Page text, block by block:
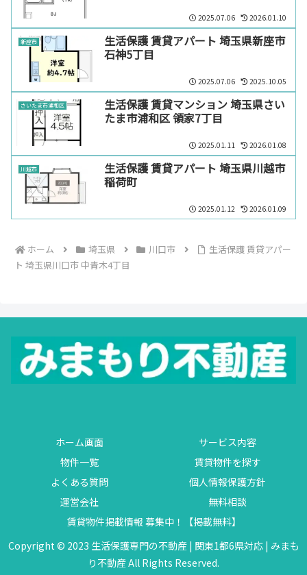
2025.07.06 2026.01.10
新座市
生活保護 賃貸アパート 埼玉県新座市
石神5丁目
2025.07.06 2025.10.05
さいたま市浦和区
生活保護 賃貸マンション 埼玉県さい
たま市浦和区 領家7丁目
2025.01.11 2026.01.08
川越市
生活保護 賃貸アパート 埼玉県川越市
稲荷町
2025.01.12 2026.01.09
ホーム 埼玉県 川口市
生活保護 賃貸アパー
ト 埼玉県川口市 中青木4丁目
ホーム画面
サービス内容
物件一覧
賃貸物件を探す
よくある質問
個人情報保護方針
運営会社
無料相談
賃貸物件掲載情報 募集中！【掲載無料】
Copyright © 2023 生活保護専門の不動産 | 関東1都6県対応 | みまも
り不動産 All Rights Reserved.